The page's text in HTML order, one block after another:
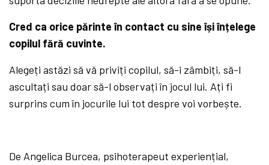
Cred ca orice părinte în contact cu sine își înțelege
copilul fără cuvinte.
Alegeți astăzi să vă priviți copilul, să-i zâmbiți, să-l
ascultați sau doar să-l observați în jocul lui. Ați fi
surprins cum în jocurile lui tot despre voi vorbește.
De Angelica Burcea, psihoterapeut experiențial,